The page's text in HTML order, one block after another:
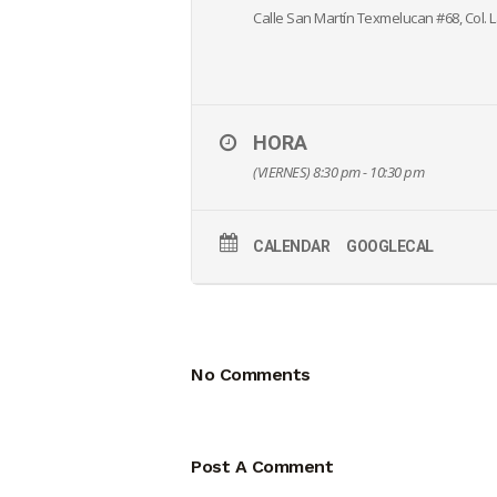
Calle San Martín Texmelucan #68, Col.
HORA
(VIERNES) 8:30 pm - 10:30 pm
CALENDAR GOOGLECAL
No Comments
Post A Comment